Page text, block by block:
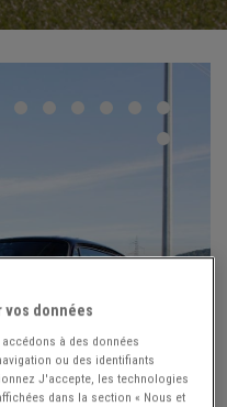
vos données
à des données
ou des identifiants
J'accepte, les technologies
dans la section « Nous et